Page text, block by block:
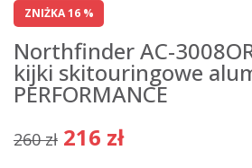
ZNIŻKA 16 %
Northfinder AC-
kijki skitouringowe
PERFORMANCE
260 zł 216 zł